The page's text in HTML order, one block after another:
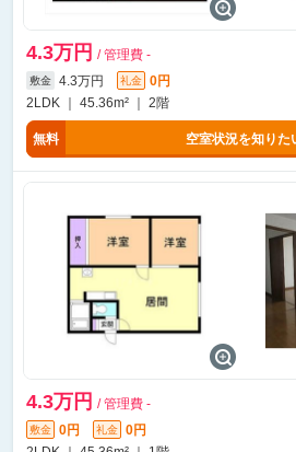
4.3万円 / 管理費 -
敷金 4.3万円 礼金
0円
2LDK ｜ 45.36m² ｜ 2階
無料 空室状況を知りた
4.3万円 / 管理費 -
敷金 0円 礼金
0円